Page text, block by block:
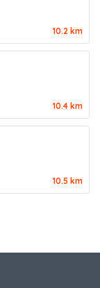
10.2 km
10.4 km
10.5 km